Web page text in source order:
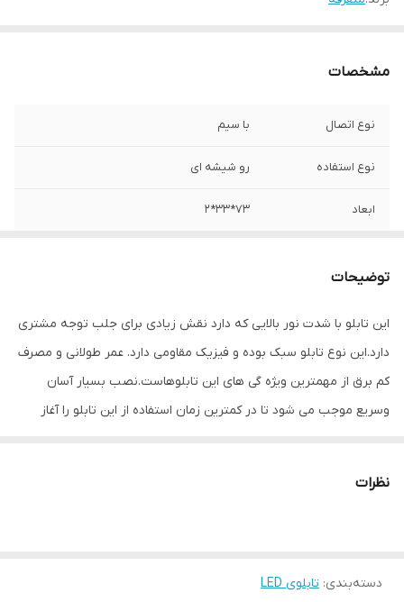
مشخصات
نوع اتصال با سیم
نوع استفاده رو شیشه ای
ابعاد 73*33*2
توضیحات
این تابلو با شدت نور بالایی که دارد نقش زیادی برای جلب توجه مشتری
دارد.این نوع تابلو سبک بوده و فیزیک مقاومی دارد. عمر طولانی و مصرف
کم برق از مهمترین ویژه گی های این تابلوهاست.نصب بسیار آسان
وسریع موجب می شود تا در کمترین زمان استفاده از این تابلو را آغاز
به محل نصب وابسته نیست. فیزیک محکم موجب می شود تا نگرانی از
درخشندگی داشته و وظیفه خود را انجام می دهد. این تابلو از شدت نور
نظرات
دسته‌بندی: تابلوی LED